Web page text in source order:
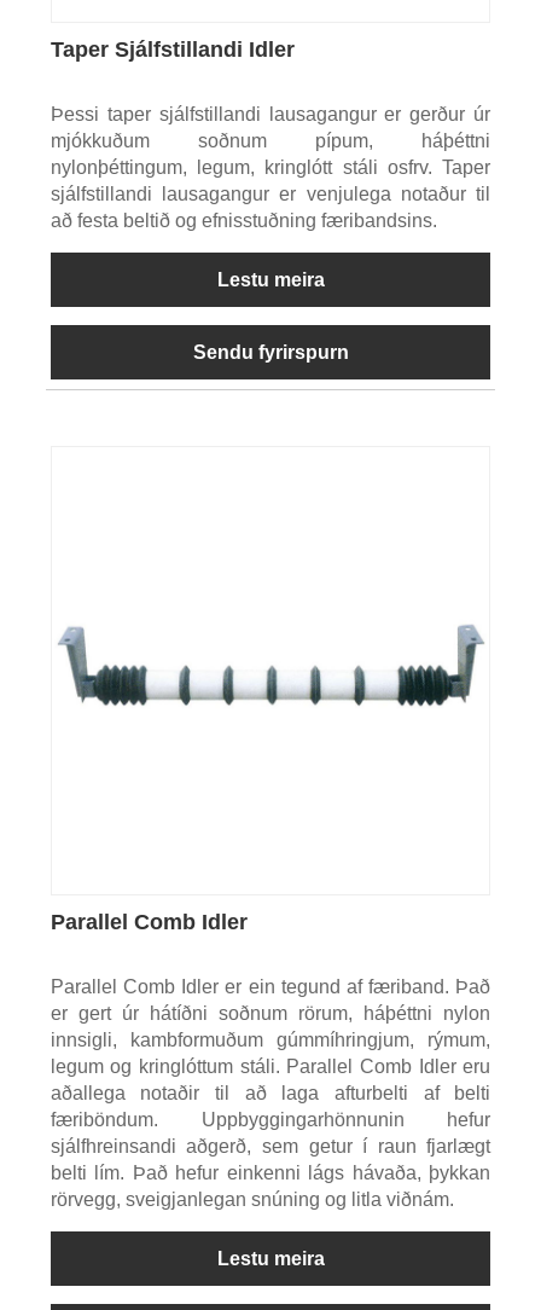
Taper Sjálfstillandi Idler
Þessi taper sjálfstillandi lausagangur er gerður úr
mjókkuðum soðnum pípum, háþéttni
nylonþéttingum, legum, kringlótt stáli osfrv. Taper
sjálfstillandi lausagangur er venjulega notaður til
að festa beltið og efnisstuðning færibandsins.
Lestu meira
Sendu fyrirspurn
Parallel Comb Idler
Parallel Comb Idler er ein tegund af færiband. Það
er gert úr hátíðni soðnum rörum, háþéttni nylon
innsigli, kambformuðum gúmmíhringjum, rýmum,
legum og kringlóttum stáli. Parallel Comb Idler eru
aðallega notaðir til að laga afturbelti af belti
færiböndum. Uppbyggingarhönnunin hefur
sjálfhreinsandi aðgerð, sem getur í raun fjarlægt
belti lím. Það hefur einkenni lágs hávaða, þykkan
rörvegg, sveigjanlegan snúning og litla viðnám.
Lestu meira